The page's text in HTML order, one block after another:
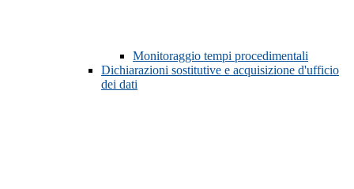
Monitoraggio tempi procedimentali
Dichiarazioni sostitutive e acquisizione d'ufficio
dei dati